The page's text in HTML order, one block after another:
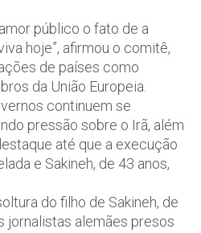
público o fato de a
hoje”, afirmou o comitê,
de países como
da União Europeia.
continuem se
pressão sobre o Irã, além
até que a execução
e Sakineh, de 43 anos,
do filho de Sakineh, de
jornalistas alemães presos